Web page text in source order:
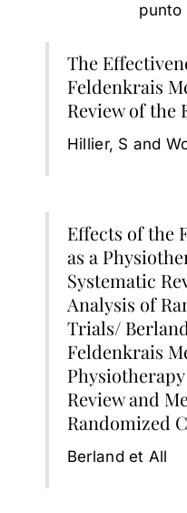
punto
The
Feldenkrais
Review of the
Hillier, S and
Effects of the
as a
Systematic
Analysis of
Trials/
Feldenkrais
Review and
Randomized
Berland et All